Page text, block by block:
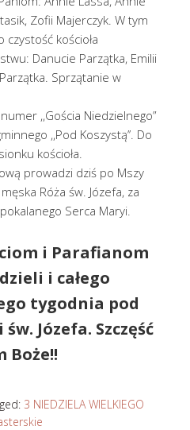
Zofii Majerczyk. W tym
kościoła
Danucie Parzątka, Emilii
Sprzątanie w
,,Gościa Niedzielnego”
,,Pod Koszystą’’. Do
kościoła.
prowadzi dziś po Mszy
Róża św. Józefa, za
Serca Maryi.
i Parafianom
i całego
tygodnia pod
Józefa. Szczęść
Boże!!
3 NIEDZIELA WIELKIEGO